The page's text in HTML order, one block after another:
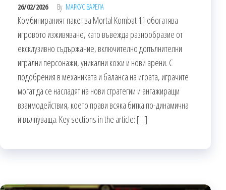
26/02/2026 By МАРКУС ВАРЕЛА
Комбинираният пакет за Mortal Kombat 11 обогатява
игровото изживяване, като въвежда разнообразие от
ексклузивно съдържание, включително допълнителни
игрални персонажи, уникални кожи и нови арени. С
подобрения в механиката и баланса на играта, играчите
могат да се насладят на нови стратегии и ангажиращи
взаимодействия, което прави всяка битка по-динамична
и вълнуваща. Key sections in the article: […]